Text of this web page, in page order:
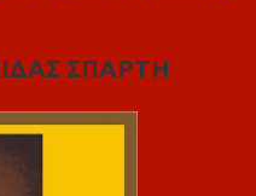
ΣΠΑΡΤΗ